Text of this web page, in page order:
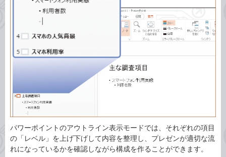
パワーポイントのアウトライン表示モードでは、それぞれの項目
の「レベル」を上げ下げして内容を整理し、プレゼンが適切な流
れになっているかを確認しながら構成を作ることができます。